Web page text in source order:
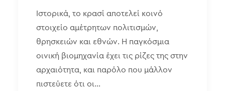
Ιστορικά, το κρασί αποτελεί κοινό
στοιχείο αμέτρητων πολιτισμών,
θρησκειών και εθνών. Η παγκόσμια
οινική βιομηχανία έχει τις ρίζες της στην
αρχαιότητα, και παρόλο που μάλλον
πιστεύετε ότι οι…